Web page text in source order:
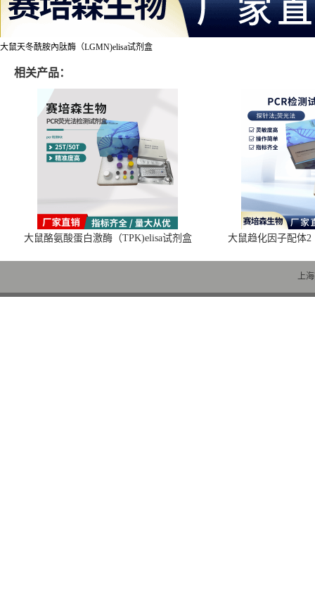
大鼠天冬酰胺內肽酶（LGMN)elisa试剂盒
相关产品：
大鼠酪氨酸蛋白激酶（TPK)elisa试剂盒 大鼠趋化因子配体2
上